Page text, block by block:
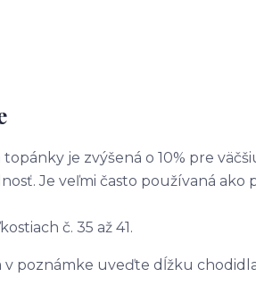
je zvýšená o 10% pre
Je veľmi často používaná ako
č. 35 až 41.
v poznámke uveďte dĺžku